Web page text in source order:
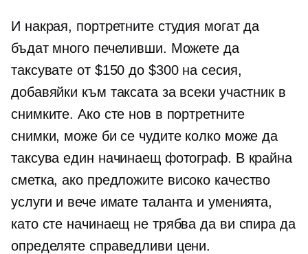
И накрая, портретните студия могат да
бъдат много печеливши. Можете да
таксувате от $150 до $300 на сесия,
добавяйки към таксата за всеки участник в
снимките. Ако сте нов в портретните
снимки, може би се чудите колко може да
таксува един начинаещ фотограф. В крайна
сметка, ако предложите високо качество
услуги и вече имате таланта и уменията,
като сте начинаещ не трябва да ви спира да
определяте справедливи цени.